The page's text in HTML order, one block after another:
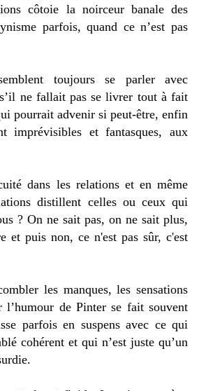
côtoie la noirceur banale des
parfois, quand ce n’est pas
toujours se parler avec
ne fallait pas se livrer tout à fait
pourrait advenir si peut-être, enfin
et fantasques, aux
dans les relations et en même
distillent celles ou ceux qui
? On ne sait pas, on ne sait plus,
et puis non, ce n'est pas sûr, c'est
les manques, les sensations
l’humour de Pinter se fait souvent
parfois en suspens avec ce qui
cohérent et qui n’est juste qu’un